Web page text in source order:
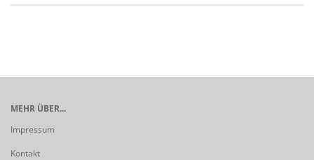
MEHR ÜBER...
Impressum
Kontakt